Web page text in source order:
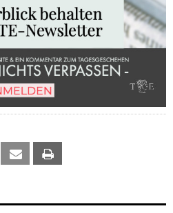
Xing Email